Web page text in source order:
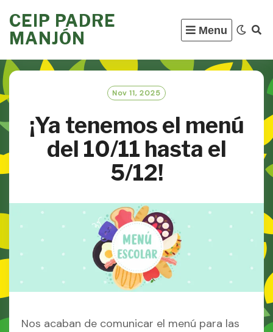
to
content
CEIP PADRE
MANJÓN
Menu
Nov 11, 2025
¡Ya tenemos el menú
del 10/11 hasta el
5/12!
Nos acaban de comunicar el menú para las